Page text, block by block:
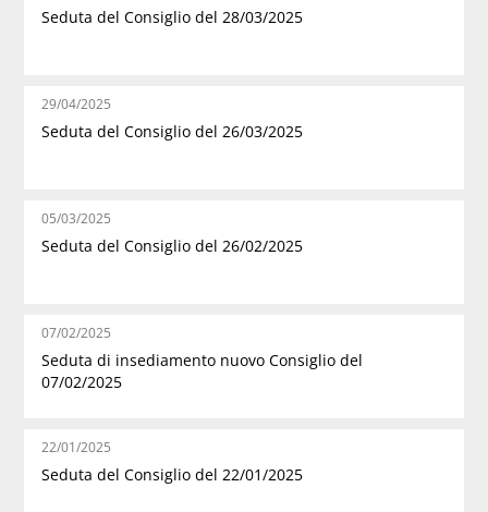
Seduta del Consiglio del 28/03/2025
29/04/2025
Seduta del Consiglio del 26/03/2025
05/03/2025
Seduta del Consiglio del 26/02/2025
07/02/2025
Seduta di insediamento nuovo Consiglio del
07/02/2025
22/01/2025
Seduta del Consiglio del 22/01/2025